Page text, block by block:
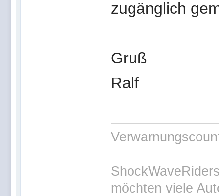
zugänglich
Gruß
Ralf
möchten viele